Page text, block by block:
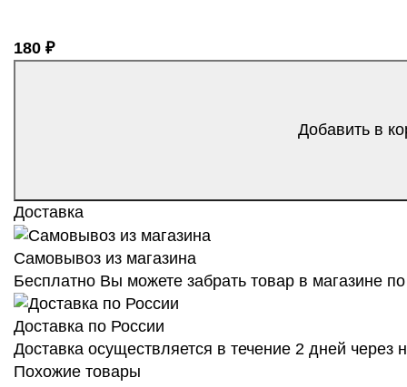
180 ₽
Добавить в
Доставка
Самовывоз из магазина
Бесплатно Вы можете забрать товар в магазине
Доставка по России
Доставка осуществляется в течение 2 дней
Похожие товары